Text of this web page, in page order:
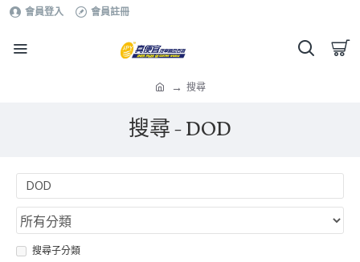
會員登入 會員註冊
搜尋
搜尋 - DOD
搜尋子分類